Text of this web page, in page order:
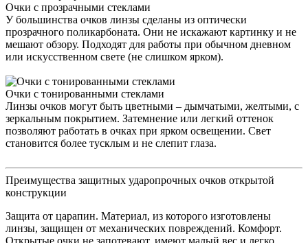
Очки с прозрачными стеклами
У большинства очков линзы сделаны из оптически
прозрачного поликарбоната. Они не искажают картинку и не
мешают обзору. Подходят для работы при обычном дневном
или искусственном свете (не слишком ярком).
Очки с тонированными стеклами
Линзы очков могут быть цветными – дымчатыми, желтыми, с
зеркальным покрытием. Затемнение или легкий оттенок
позволяют работать в очках при ярком освещении. Свет
становится более тусклым и не слепит глаза.
Преимущества защитных ударопрочных очков открытой
конструкции
Защита от царапин. Материал, из которого изготовлены
линзы, защищен от механических повреждений. Комфорт.
Открытые очки не запотевают, имеют малый вес и легко